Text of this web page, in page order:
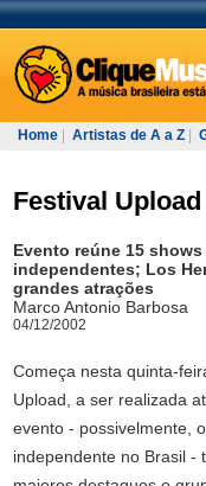
Home Artistas de A a Z
Festival
Evento reúne 15
independentes; Los
grandes atrações
Marco Antonio Barbosa
04/12/2002
Começa nesta quinta-
Upload, a ser realizada
evento - possivelmente,
independente no Brasil -